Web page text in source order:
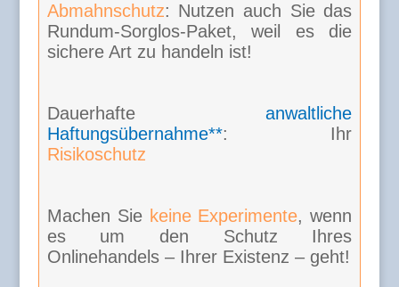
Abmahnschutz: Nutzen auch Sie das
Rundum-Sorglos-Paket, weil es die
sichere Art zu handeln ist!
Dauerhafteanwaltliche
Haftungsübernahme**: Ihr
Risikoschutz
Machen Sie keine Experimente, wenn
es um den Schutz Ihres
Onlinehandels – Ihrer Existenz – geht!